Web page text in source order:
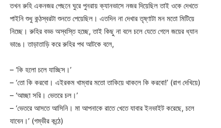
তখন রুহি একনজর পেছনে ঘুরে পুনরায় ক্যানভাসে নজর দিয়েছিল তাই ওকে দেখতে
পাইনি শুধু কন্ঠস্বরটা শুনতে পেয়েছিল। এতদিন না দেখার তৃষ্ণাটা মন মতো মিটিয়ে
নিচ্ছে। রুহির বড্ড অস্বস্তি হচ্ছে, তাই কিছু না বলে চলে যেতে গেলে জয়ের ধ্যান
ভাঙে। তাড়াতাড়ি করে রুহির পথ আটকে বলে,
– ‘কি হলো চলে যাচ্ছিস।’
– ‘তো কি করবো। এইরকম খাম্বার মতো তাকিয়ে থাকলে কি করবো!’ (রাগ দেখিয়ে)
– ‘আচ্ছা সরি। ভেতরে চল।’
– ‘ভেতরে আসতে আসিনি। মা আপনাকে রাতে খেতে যাবার ইনভাইট করেছে, চলে
যাবেন।’ (গম্ভীর কন্ঠে)